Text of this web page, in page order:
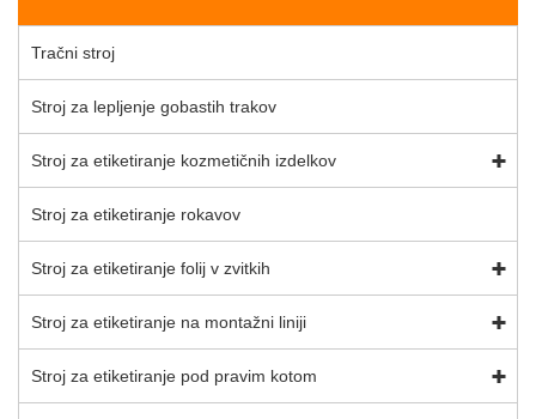
Tračni stroj
Stroj za lepljenje gobastih trakov
Stroj za etiketiranje kozmetičnih izdelkov
Stroj za etiketiranje rokavov
Stroj za etiketiranje folij v zvitkih
Stroj za etiketiranje na montažni liniji
Stroj za etiketiranje pod pravim kotom